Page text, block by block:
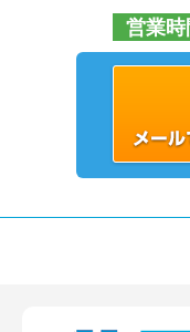
営業